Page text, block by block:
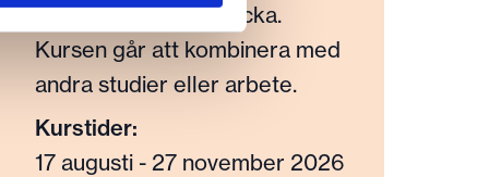
handledning varje vecka.
Kursen går att kombinera med
andra studier eller arbete.
Kurstider:
17 augusti - 27 november 2026